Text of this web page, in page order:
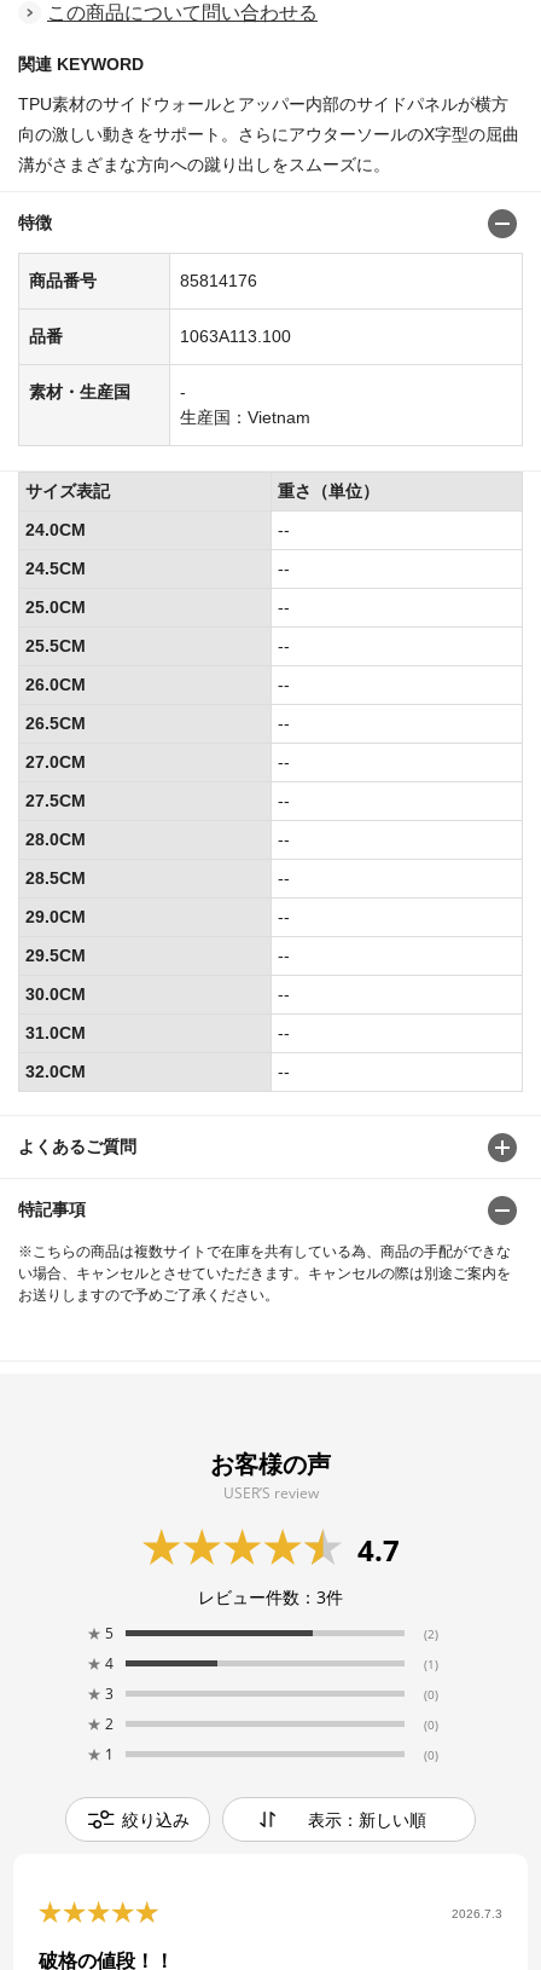
この商品について問い合わせる
関連 KEYWORD
TPU素材のサイドウォールとアッパー内部のサイドパネルが横方
向の激しい動きをサポート。さらにアウターソールのX字型の屈曲
溝がさまざまな方向への蹴り出しをスムーズに。
特徴
商品番号 85814176
品番 1063A113.100
素材・生産国
-
生産国：Vietnam
よくあるご質問
特記事項
※こちらの商品は複数サイトで在庫を共有している為、商品の手配ができな
い場合、キャンセルとさせていただきます。キャンセルの際は別途ご案内を
お送りしますので予めご了承ください。
サイズ表記
重さ（単位）
24.0CM
--
24.5CM
--
25.0CM
--
25.5CM
--
26.0CM
--
26.5CM
--
27.0CM
--
27.5CM
--
28.0CM
--
28.5CM
--
29.0CM
--
29.5CM
--
30.0CM
--
31.0CM
--
32.0CM
--
お客様の声
USER’S review
4.7
レビュー件数： 3件
★ 5 (2)
★ 4 (1)
★ 3 (0)
★ 2 (0)
★ 1 (0)
絞り込み 表示：新しい順
2026.7.3
破格の値段！！